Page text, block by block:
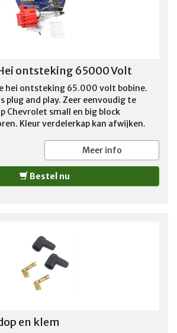
ontsteking 65000 Volt
hei ontsteking 65.000 volt bobine.
plug and play. Zeer eenvoudig te
Chevrolet small en big block
Kleur verdelerkap kan afwijken.
Meer info
Bestel nu
en klem